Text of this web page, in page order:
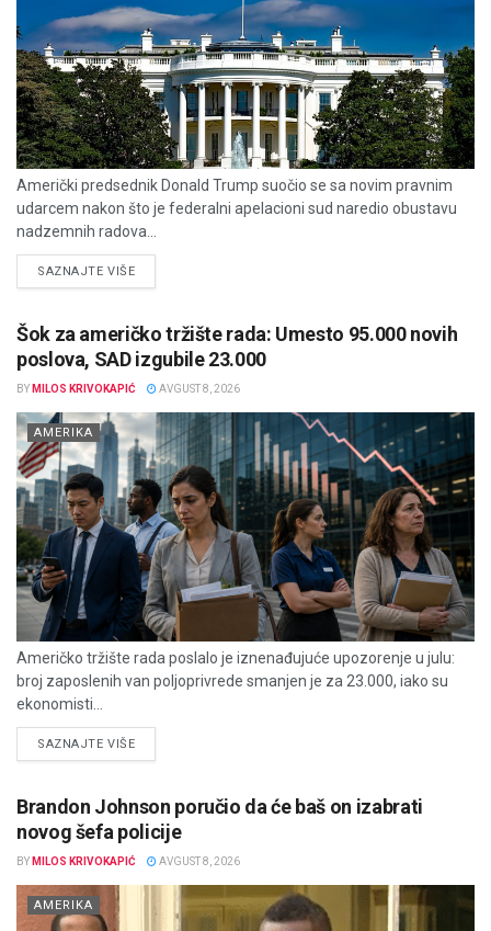
Američki predsednik Donald Trump suočio se sa novim pravnim
udarcem nakon što je federalni apelacioni sud naredio obustavu
nadzemnih radova...
SAZNAJTE VIŠEDETAILS
Šok za američko tržište rada: Umesto 95.000 novih
poslova, SAD izgubile 23.000
BY MILOS KRIVOKAPIĆ AVGUST 8, 2026
AMERIKA
Američko tržište rada poslalo je iznenađujuće upozorenje u julu:
broj zaposlenih van poljoprivrede smanjen je za 23.000, iako su
ekonomisti...
SAZNAJTE VIŠEDETAILS
Brandon Johnson poručio da će baš on izabrati
novog šefa policije
BY MILOS KRIVOKAPIĆ AVGUST 8, 2026
AMERIKA